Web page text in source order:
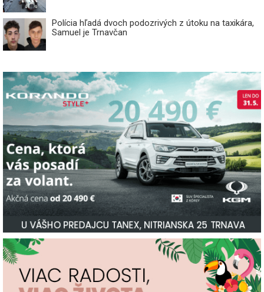
Polícia hľadá dvoch podozrivých z útoku na taxikára,
Samuel je Trnavčan